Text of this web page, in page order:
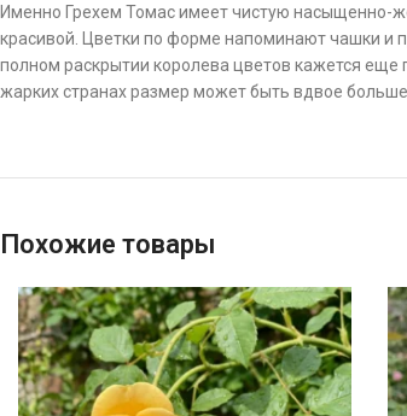
Именно Грехем Томас имеет чистую насыщенно-
красивой. Цветки по форме напоминают чашки и
полном раскрытии королева цветов кажется
жарких странах размер может быть вдвое
Похожие товары